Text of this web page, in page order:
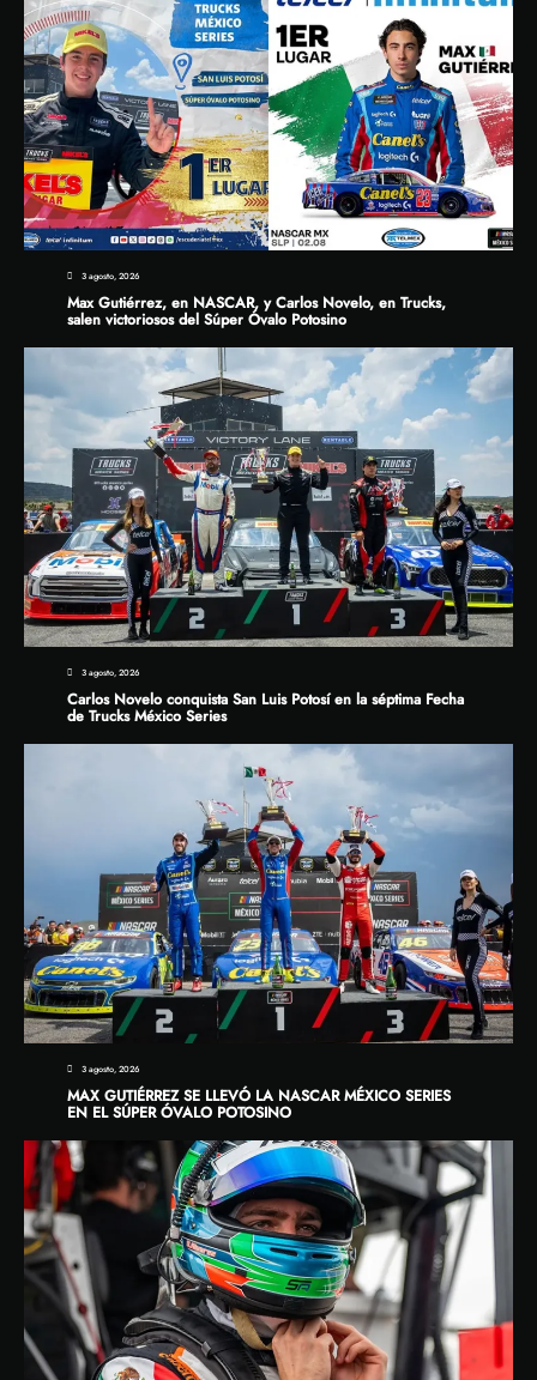
3 agosto, 2026
Max Gutiérrez, en NASCAR, y Carlos Novelo, en Trucks,
salen victoriosos del Súper Óvalo Potosino
3 agosto, 2026
Carlos Novelo conquista San Luis Potosí en la séptima Fecha
de Trucks México Series
3 agosto, 2026
MAX GUTIÉRREZ SE LLEVÓ LA NASCAR MÉXICO SERIES
EN EL SÚPER ÓVALO POTOSINO